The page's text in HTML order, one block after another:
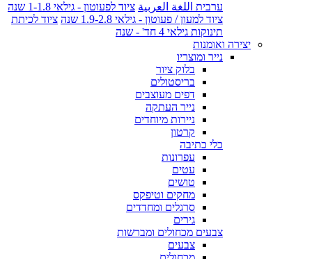
ערבית اللغة العربية ציוד לפעוטון - גילאי 1-1.8 שנה
ציוד למעון / פעוטון - גילאי 1.9-2.8 שנה
ציוד לכיתת
תינוקות גילאי 4 חד' - שנה
יצירה ואומנות
נייר ומוצריו
בלוק ציור
בריסטולים
דפים מעוצבים
נייר העתקה
ניירות מיוחדים
קרטון
כלי כתיבה
עפרונות
עטים
טושים
מחקים וטיפקס
סרגלים ומחדדים
גירים
צבעים מכחולים ומברשות
צבעים